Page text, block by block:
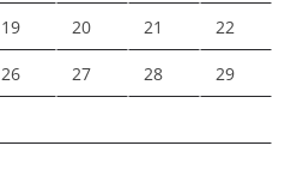
19 20 21 22
26 27 28 29